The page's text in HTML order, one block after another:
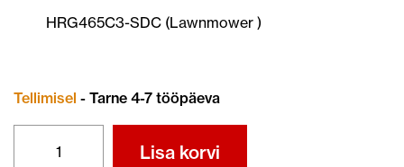
HRG465C3-SDC (Lawnmower )
Tellimisel - Tarne 4-7 tööpäeva
72531-
Lisa korvi